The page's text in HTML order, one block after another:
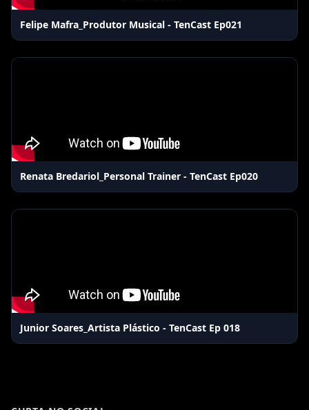
Felipe Mafra_Produtor Musical - TenCast Ep021
Renata Bredariol_Personal Trainer - TenCast Ep020
Junior Soares_Artista Plástico - TenCast Ep 018